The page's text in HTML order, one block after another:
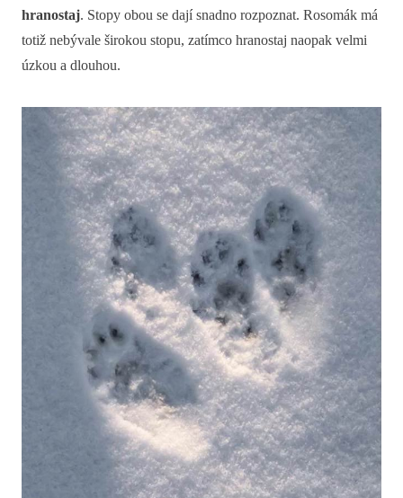
hranostaj. Stopy obou se dají snadno rozpoznat. Rosomák má
totiž nebývale širokou stopu, zatímco hranostaj naopak velmi
úzkou a dlouhou.